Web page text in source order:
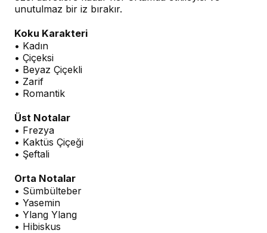
unutulmaz bir iz bırakır.
Koku Karakteri
• Kadın
• Çiçeksi
• Beyaz Çiçekli
• Zarif
• Romantik
Üst Notalar
• Frezya
• Kaktüs Çiçeği
• Şeftali
Orta Notalar
• Sümbülteber
• Yasemin
• Ylang Ylang
• Hibiskus